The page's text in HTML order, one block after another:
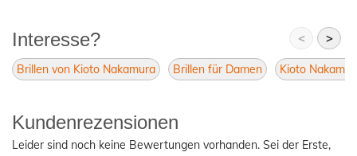
Interesse? < >
Brillen von Kioto Nakamura Brillen für Damen Kioto
Kundenrezensionen
Leider sind noch keine Bewertungen vorhanden. Sei der Erste,